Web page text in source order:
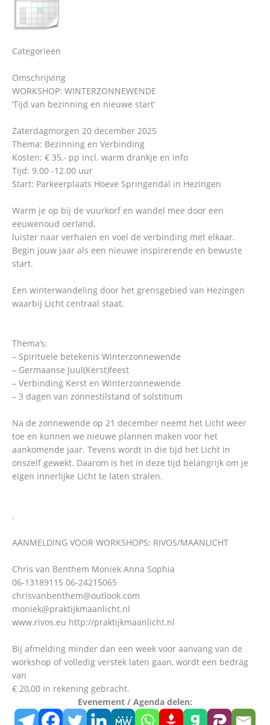
Categorieën
Omschrijving
WORKSHOP: WINTERZONNEWENDE
‘Tijd van bezinning en nieuwe start’
Zaterdagmorgen 20 december 2025
Thema: Bezinning en Verbinding
Kosten: € 35,- pp incl. warm drankje en info
Tijd: 9.00 -12.00 uur
Start: Parkeerplaats Hoeve Springendal in Hezingen
Warm je op bij de vuurkorf en wandel mee door een
eeuwenoud oerland,
luister naar verhalen en voel de verbinding met elkaar.
Begin jouw jaar als een nieuwe inspirerende en bewuste
start.
Een winterwandeling door het grensgebied van Hezingen
waarbij Licht centraal staat.
Thema’s:
– Spirituele betekenis Winterzonnewende
– Germaanse Juul(Kerst)feest
– Verbinding Kerst en Winterzonnewende
– 3 dagen van zonnestilstand of solstitium
Na de zonnewende op 21 december neemt het Licht weer
toe en kunnen we nieuwe plannen maken voor het
aankomende jaar. Tevens wordt in die tijd het Licht in
onszelf gewekt. Daarom is het in deze tijd belangrijk om je
eigen innerlijke Licht te laten stralen.
.
AANMELDING VOOR WORKSHOPS: RIVOS/MAANLICHT
Chris van Benthem Moniek Anna Sophia
06-13189115 06-24215065
chrisvanbenthem@outlook.com
moniek@praktijkmaanlicht.nl
www.rivos.eu http://praktijkmaanlicht.nl
Bij afmelding minder dan een week voor aanvang van de
workshop of volledig verstek laten gaan, wordt een bedrag
van
€ 20,00 in rekening gebracht.
Evenement / Agenda delen: